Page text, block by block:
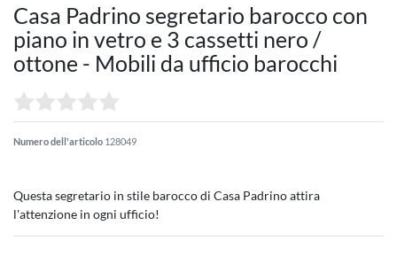
Casa Padrino segretario barocco con
piano in vetro e 3 cassetti nero /
ottone - Mobili da ufficio barocchi
Numero dell'articolo 128049
Questa segretario in stile barocco di Casa Padrino attira
l'attenzione in ogni ufficio!